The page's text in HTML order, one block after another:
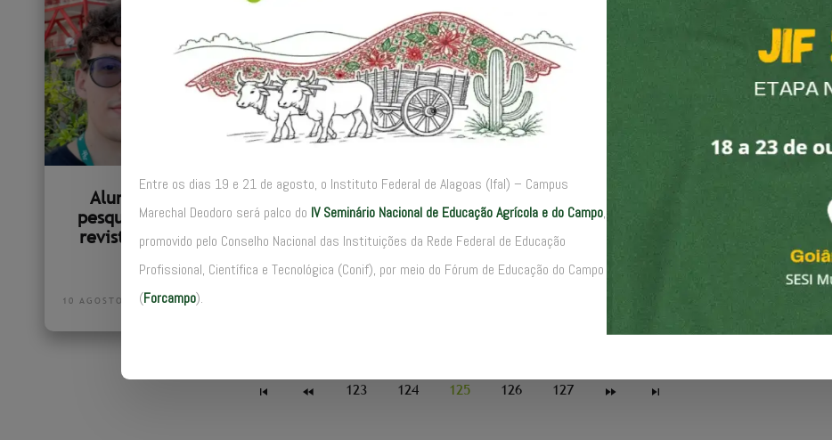
Alunos do IFMG terão
pesquisas publicadas em
revista sobre sistemas e
computação
10 AGOSTO 2022
uma Patente?
10 AGOSTO 2022
premiados pelo projeto
123 124 125 126 127
Entre os dias 19 e 21 de agosto, o Instituto Federal de Alagoas (Ifal) – Campus
Marechal Deodoro será palco do IV Seminário Nacional de Educação Agrícola e do Campo,
promovido pelo Conselho Nacional das Instituições da Rede Federal de Educação
Profissional, Científica e Tecnológica (Conif), por meio do Fórum de Educação do Campo
(Forcampo).